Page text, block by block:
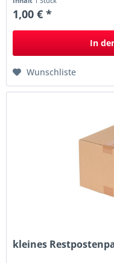
1,00 € *
In
Wunschliste
kleines